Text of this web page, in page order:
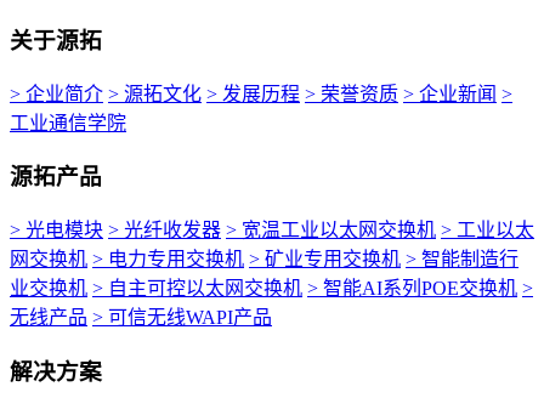
关于源拓
> 企业简介 > 源拓文化 > 发展历程 > 荣誉资质 > 企业新闻 >
工业通信学院
源拓产品
> 光电模块 > 光纤收发器 > 宽温工业以太网交换机 > 工业以太
网交换机 > 电力专用交换机 > 矿业专用交换机 > 智能制造行
业交换机 > 自主可控以太网交换机 > 智能AI系列POE交换机 >
无线产品 > 可信无线WAPI产品
解决方案